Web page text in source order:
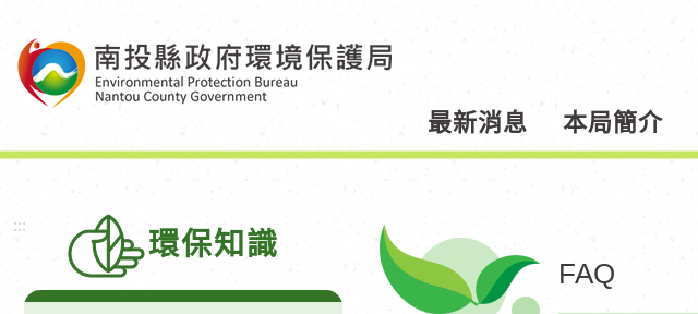
主
容
塊
最新消息 本局簡介
:::
環保知識
FAQ